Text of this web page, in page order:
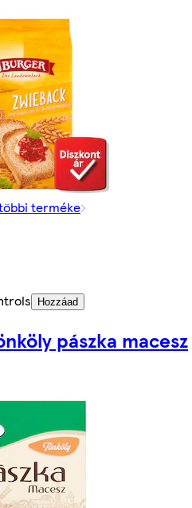
terméke
Hozzáad
pászka macesz